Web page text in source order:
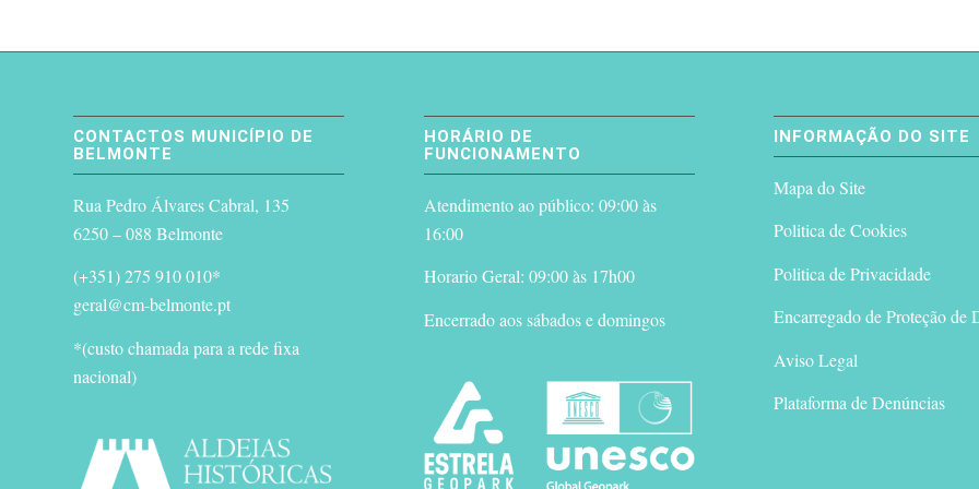
CONTACTOS MUNICÍPIO DE
BELMONTE
Rua Pedro Álvares Cabral, 135
6250 – 088 Belmonte
(+351) 275 910 010*
geral@cm-belmonte.pt
*(custo chamada para a rede fixa
nacional)
HORÁRIO DE
FUNCIONAMENTO
Atendimento ao público: 09:00 às
16:00
Horario Geral: 09:00 às 17h00
Encerrado aos sábados e domingos
INFORMAÇÃO DO SITE
Mapa do Site
Politica de Cookies
Politica de Privacidade
Encarregado de Proteção de
Aviso Legal
Plataforma de Denúncias